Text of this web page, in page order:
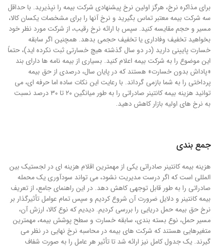
برای مذاکره نرخ، هرگز اولین نرخ پیشنهادی شرکت بیمه را نپذیرید. با حداقل
سه شرکت بیمه معتبر تماس بگیرید و نرخ آنها را برای مشخصات یکسان کالا،
مسیر و حجم مقایسه کنید. سپس با ارائه نرخ رقیب، از شرکت مورد نظر خود
بخواهید تخفیف وفاداری یا تخفیف حجمی بدهد. همچنین اگر سابقه
خسارت پایینی دارید (در دو سال گذشته هیچ خسارتی ثبت نکرده اید)، حتماً
این موضوع را به شرکت بیمه اعلام کنید. بسیاری از بیمه نامه ها دارای بند
«پاداش بدون خسارت» هستند که در پایان سال، درصدی از حق بیمه
پرداختی را به شما بازمی گرداند. با رعایت این نکات ساده اما حرفه ای، می
توانید هزینه بیمه کانتینر صادراتی را به طور میانگین ۲۰ تا ۳۰ درصد نسبت
به نرخ های اولیه بازار کاهش دهید.
جمع بندی
هزینه بیمه کانتینر صادراتی یکی از مهمترین اقلام هزینه ای در لجستیک بین
المللی است که اگر درست مدیریت نشود، می تواند سودآوری یک محمله
صادراتی را به طور قابل توجهی کاهش دهد. در این راهنمای جامع، از تعریف
بیمه کانتینر و دلایل ضرورت آن شروع کردیم و سپس تمام عوامل تأثیرگذار بر
نرخ حق بیمه حمل دریایی را بررسی کردیم. دیدیم که نوع کالا، ارزش آن،
مسیر حمل، نوع بسته بندی، سابقه خسارت و سطح پوشش بیمه، مهمترین
متغیرهایی هستند که شرکت های بیمه در محاسبه نرخ نهایی در نظر می
گیرند. یک جدول کامل نیز ارائه شد تا تأثیر هر عامل را به صورت شفاف